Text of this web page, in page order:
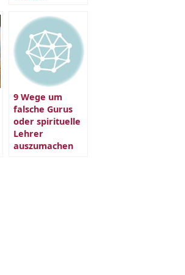
9 Wege um
falsche Gurus
oder spirituelle
Lehrer
auszumachen